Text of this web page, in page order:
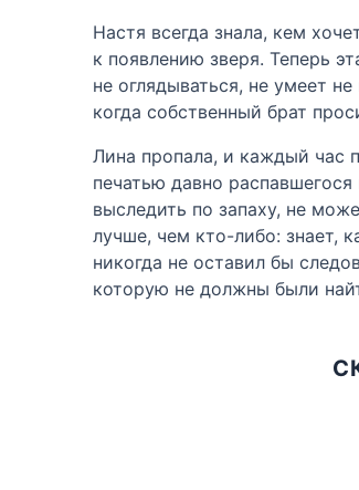
Настя всегда знала, кем
к появлению зверя. Теперь
не оглядываться, не умеет
когда собственный брат
Лина пропала, и каждый час
печатью давно
выследить по запаху, не
лучше, чем кто-либо: знает,
никогда не оставил бы
которую не должны были